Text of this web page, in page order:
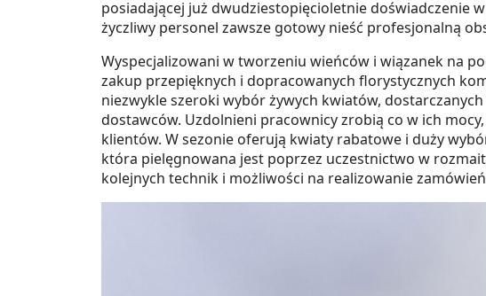
posiadającej już dwudziestopięcioletnie doświadczenie
życzliwy personel zawsze gotowy nieść profesjonalną
Wyspecjalizowani w tworzeniu wieńców i wiązanek na
zakup przepięknych i dopracowanych florystycznych
niezwykle szeroki wybór żywych kwiatów,
dostawców. Uzdolnieni pracownicy zrobią co w ich
klientów. W sezonie oferują kwiaty rabatowe i duży
która pielęgnowana jest poprzez uczestnictwo w
kolejnych technik i możliwości na realizowanie